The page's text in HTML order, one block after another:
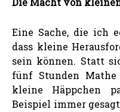
Eine Sache, die ich
dass kleine
sein können. Statt
fünf Stunden
kleine Häppchen
Beispiel immer